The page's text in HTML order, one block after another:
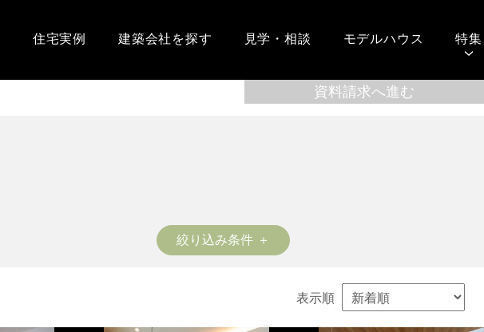
住宅実例 建築会社を探す 見学・相談 モデルハウス 特集
絞り込み条件
表示順